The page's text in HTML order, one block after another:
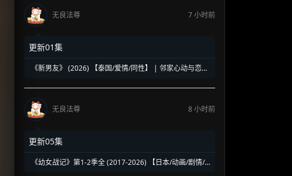
无良法尊 7 小时前
更新01集
《新男友》 (2026) 【泰国/爱情/同性】 | 邻家心动与恋爱
无良法尊 8 小时前
更新05集
《幼女战记》第1-2季全 (2017-2026) 【日本/动画/剧情/